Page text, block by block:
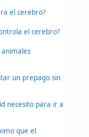
el cerebro?
el cerebro?
un prepago sin
necesito para ir a
que el